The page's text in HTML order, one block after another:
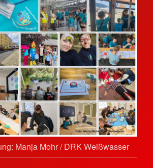
Manja Mohr / DRK Weißwasser